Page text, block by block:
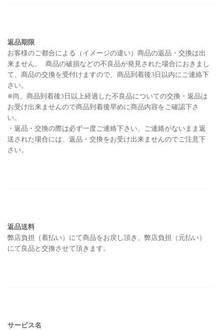
返品期限
お客様のご都合による（イメージの違い）商品の返品・交換は出
来ません。 商品の破損などの不良品が発見された場合におきまし
て、商品の交換を受付けますので、商品到着後3日以内にご連絡下
さい。
※尚、商品到着後3日以上経過した不良品についての交換・返品は
お受け出来ませんので商品到着後早めに商品内容をご確認下さ
い。
・返品・交換の際は必ず一度ご連絡下さい。ご連絡がないまま返
送された場合には、返品・交換をお受け出来ませんのでご注意下
さい。
返品送料
弊店負担（着払い）にて商品をお戻し頂き、弊店負担（元払い）
にて良品と交換させて頂きます。
サービス名